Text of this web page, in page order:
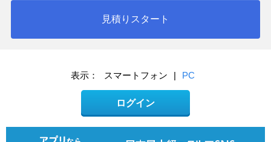
見積りスタート
表示： スマートフォン | PC
ログイン